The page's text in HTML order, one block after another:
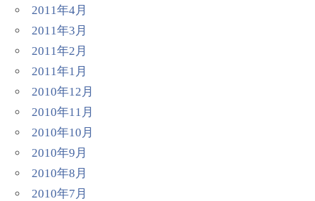
2011年4月
2011年3月
2011年2月
2011年1月
2010年12月
2010年11月
2010年10月
2010年9月
2010年8月
2010年7月